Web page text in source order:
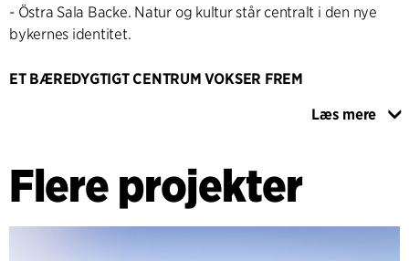
- Östra Sala Backe. Natur og kultur står centralt i den nye
bykernes identitet.
ET BÆREDYGTIGT CENTRUM VOKSER FREM
Der vil vokse en bæredygtig bydel frem i Gränby. Med
Architects prioriteret at anvende materialer med lang
holdbarhed, og som er nemme at genbruge.
Energibesparende løsninger og kollektiv transport er
Læs mere
Flere projekter